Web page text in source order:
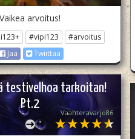
Vaikea arvoitus!
#vipi123
#arvoitus
Jaa
Twiittaa
testivelhoa tarkoitan!
Pt.2
Vaahteravarjo86